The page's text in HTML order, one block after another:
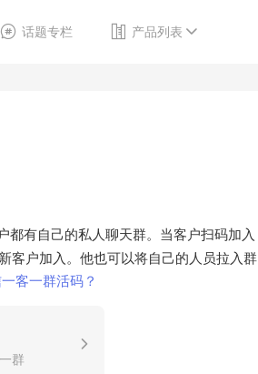
话题专栏 产品列表
都有自己的私人聊天群。当客户扫码加入
客户加入。他也可以将自己的人员拉入群
客一群活码？
群